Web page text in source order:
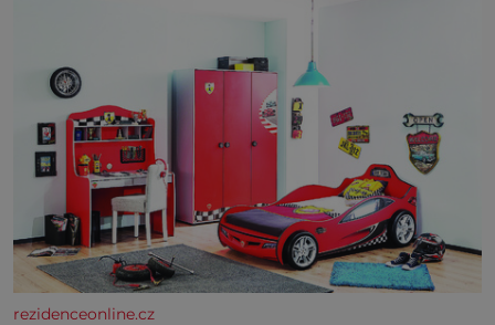
rezidenceonline.cz